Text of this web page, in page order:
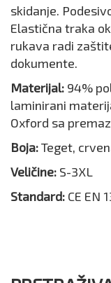
skidanje.
Elastična traka
rukava radi
dokumente.
Materijal: 94%
laminirani
Oxford sa
Boja:Teget,
Veličine: S-3XL
Standard: CE EN